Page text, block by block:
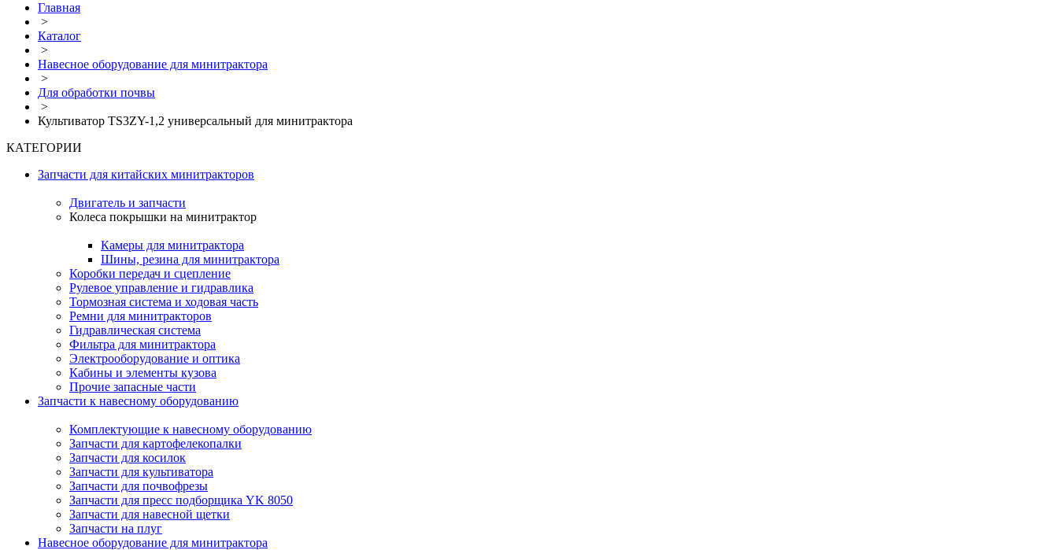
Главная
>
Каталог
>
Навесное оборудование для минитрактора
>
Для обработки почвы
>
Культиватор TS3ZY-1,2 универсальный для минитрактора
КАТЕГОРИИ
Запчасти для китайских минитракторов
Двигатель и запчасти
Колеса покрышки на минитрактор
Камеры для минитрактора
Шины, резина для минитрактора
Коробки передач и сцепление
Рулевое управление и гидравлика
Тормозная система и ходовая часть
Ремни для минитракторов
Гидравлическая система
Фильтра для минитрактора
Электрооборудование и оптика
Кабины и элементы кузова
Прочие запасные части
Запчасти к навесному оборудованию
Комплектующие к навесному оборудованию
Запчасти для картофелекопалки
Запчасти для косилок
Запчасти для культиватора
Запчасти для почвофрезы
Запчасти для пресс подборщика YK 8050
Запчасти для навесной щетки
Запчасти на плуг
Навесное оборудование для минитрактора